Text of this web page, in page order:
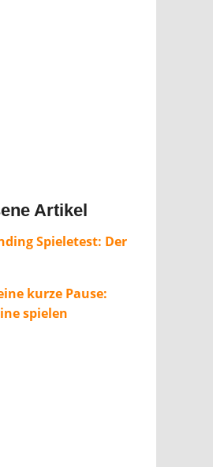
Artikel
Spieletest: Der
kurze Pause:
spielen